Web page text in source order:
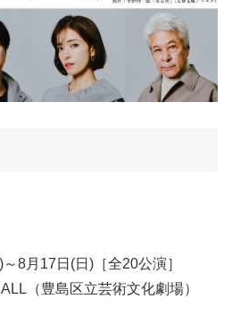
8月17日(日)［全20公演］
（豊島区立芸術文化劇場）